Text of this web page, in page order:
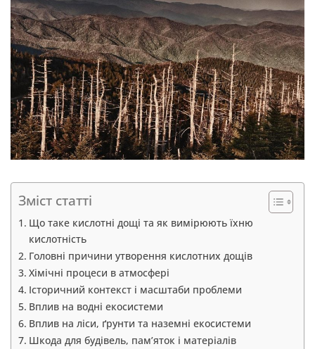
Зміст статті
Що таке кислотні дощі та як вимірюють їхню
кислотність
Головні причини утворення кислотних дощів
Хімічні процеси в атмосфері
Історичний контекст і масштаби проблеми
Вплив на водні екосистеми
Вплив на ліси, ґрунти та наземні екосистеми
Шкода для будівель, пам’яток і матеріалів